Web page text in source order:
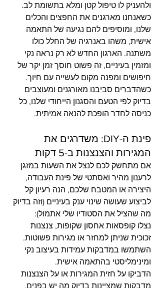
ולהעניק לו טיפול קטן ומלא בתשומת לב.
כשאנחנו מארגנים את החפצים והכלים
שלנו, ומוסיפים להם נגיעה של התאמה
אישית, משהו באנרגיה של החלל כולו
משתנה. הארגון החדש לא רק נראה נקי
ומזמין בעיניים, זה פשוט חוסך זמן יקר של
חיפושים ומפנה מקום לעשייה עם חיוך.
כשהדברים סביבנו מאורגנים ומעוצבים
בדיוק לפי הטעם והסגנון הייחודי שלנו, כל
כניסה לחדר הופכת להנאה אמיתית.
פינת ה-DIY: משדרגים את
המגירות והצנצנות ב-5 דקות
אם מתחשק לכם לנצל את השעות במזגן
לרענון מהיר ואסתטי של פינת העבודה,
היצירה או המטבח שלכם, הנה רעיון קל
לביצוע שעושה שינוי ענק בעיניים (וזה בדיוק
מה שהציל את הסטודיו שלי אתמול):
נצלו קופסאות אחסון שקופות, צנצנות
זכוכית שניתן למחזר או מגירות פשוטות.
השתמשו במדבקות עמידות בעיצוב נקי
ומינימליסטי בהתאמה אישית.
הדביקו על חזית המגירות או על הצנצנות
מדבקות שמציינות בדיוק מה יש בפנים,